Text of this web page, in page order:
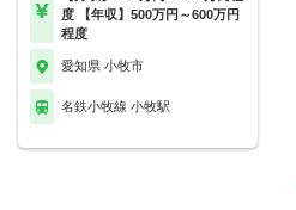
度 【年収】500万円～600万円
程度
愛知県 小牧市
名鉄小牧線 小牧駅